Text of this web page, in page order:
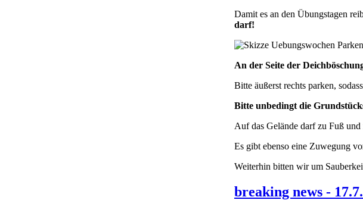
Damit es an den Übungstagen
darf!
An der Seite der
Bitte äußerst rechts parken,
Bitte unbedingt die
Auf das Gelände darf zu Fuß
Es gibt ebenso eine Zuwegung
Weiterhin bitten wir um
breaking news -